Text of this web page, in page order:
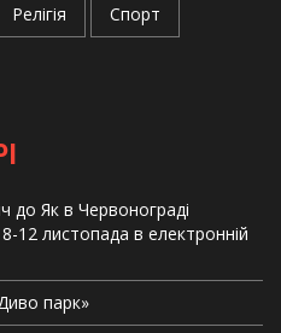
Релігія Спорт
до Як в Червонограді
12 листопада в електронній
парк»